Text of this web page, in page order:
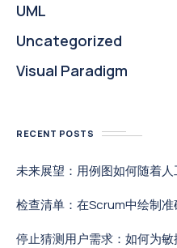
UML
Uncategorized
Visual Paradigm
RECENT POSTS
未来展望：用例图如何随着
检查清单：在Scrum中绘制
停止猜测用户需求：如何为